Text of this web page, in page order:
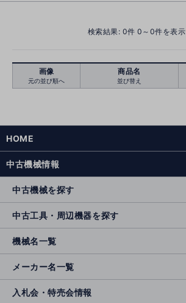
絞り込む
検索結果: 0件 0～0件を表示
画像
元の並び順へ
商品名
並び替え
HOME
中古機械情報
中古機械を探す
中古工具・周辺機器を探す
機械名一覧
メーカー名一覧
入札会・特売会情報